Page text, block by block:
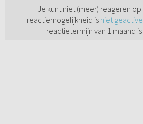
Je kunt niet (meer) reageren op
reactiemogelijkheid is niet
reactietermijn van 1 maand